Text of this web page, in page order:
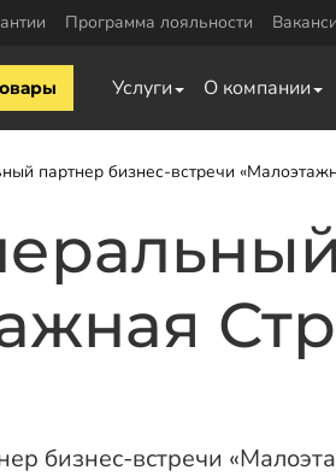
Программа лояльности
Услуги О компании
ЖБ сваи 150х150
Обвязка свай
свай
Пластины для свай
Уголок для обвязки свай
Швеллер для обвязки свай
партнер бизнес-встречи
бизнес-встречи